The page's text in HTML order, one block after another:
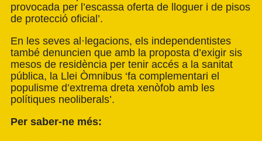
provocada per l’escassa oferta de lloguer i de pisos
de protecció oficial’.
En les seves al·legacions, els independentistes
també denuncien que amb la proposta d’exigir sis
mesos de residència per tenir accés a la sanitat
pública, la Llei Òmnibus ‘fa complementari el
populisme d’extrema dreta xenòfob amb les
polítiques neoliberals’.
Per saber-ne més: